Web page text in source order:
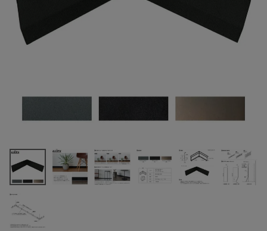
meeting_room person
最近チェックした商品
カツデン ハバテツ
入り 艶消しブラッ
ク パールグレーFAX注文はこちらから
カテゴリーから選ぶ